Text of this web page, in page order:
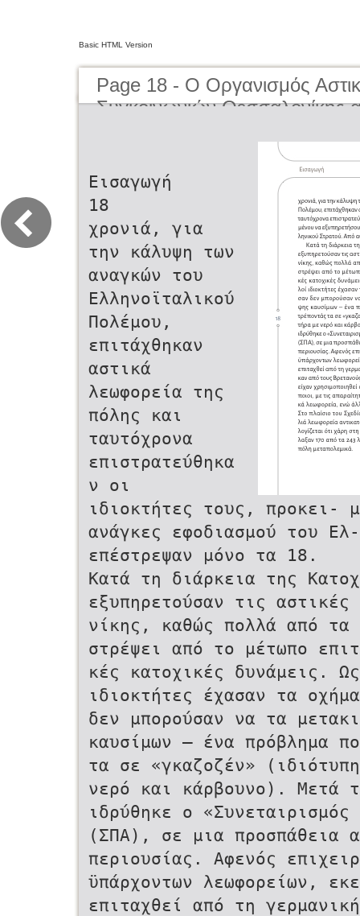
Basic HTML Version
Page 18 - O Οργανισμός
Συγκοινωνιών Θεσσαλονίκης
Transportation of
present day
Εισαγωγή
18
χρονιά, για
την κάλυψη των
αναγκών του
Ελληνοϊταλικού
Πολέμου,
επιτάχθηκαν
αστικά
λεωφορεία της
πόλης και
ταυτόχρονα
επιστρατεύθηκα
ν οι
ιδιοκτήτες τους, προκει-
ανάγκες εφοδιασμού του
επέστρεψαν μόνο τα 18.
Κατά τη διάρκεια της
εξυπηρετούσαν τις
νίκης, καθώς πολλά από τα
στρέψει από το μέτωπο
κές κατοχικές δυνάμεις.
ιδιοκτήτες έχασαν τα
δεν μπορούσαν να τα
καυσίμων ‒ ένα πρόβλημα
τα σε «γκαζοζέν»
νερό και κάρβουνο). Μετά
ιδρύθηκε ο
(ΣΠΑ), σε μια προσπάθεια
περιουσίας. Αφενός
ϋπάρχοντων λεωφορείων,
επιταχθεί από τη